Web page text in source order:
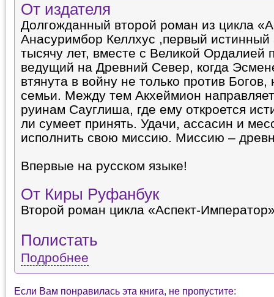
От издателя
Долгожданный второй роман из цикла
Анасуримбор Келлхус ,первый истинный
тысячу лет, вместе с Великой Ордалией
ведущий на Древний Север, когда
втянута в войну не только против
семьи. Между тем Акхеймион
руинам Сауглиша, где ему откроется
ли сумеет принять. Удачи, ассасин и
исполнить свою миссию. Миссию –
Впервые на русском языке!
От Киры Руфанбук
Второй роман цикла «Аспект-
Полистать
Подробнее
Если Вам понравилась эта книга, не пропустите: